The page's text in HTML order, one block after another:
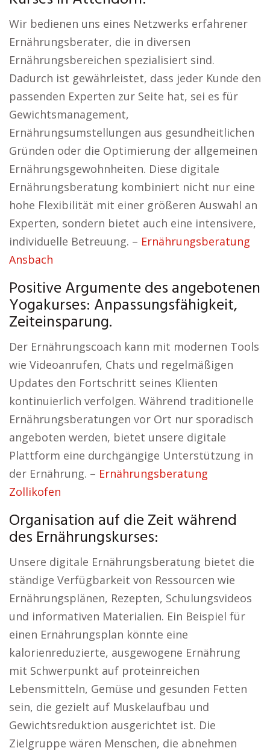
Wir bedienen uns eines Netzwerks erfahrener
Ernährungsberater, die in diversen
Ernährungsbereichen spezialisiert sind.
Dadurch ist gewährleistet, dass jeder Kunde den
passenden Experten zur Seite hat, sei es für
Gewichtsmanagement,
Ernährungsumstellungen aus gesundheitlichen
Gründen oder die Optimierung der allgemeinen
Ernährungsgewohnheiten. Diese digitale
Ernährungsberatung kombiniert nicht nur eine
hohe Flexibilität mit einer größeren Auswahl an
Experten, sondern bietet auch eine intensivere,
individuelle Betreuung. – Ernährungsberatung
Ansbach
Positive Argumente des angebotenen
Yogakurses: Anpassungsfähigkeit,
Zeiteinsparung.
Der Ernährungscoach kann mit modernen Tools
wie Videoanrufen, Chats und regelmäßigen
Updates den Fortschritt seines Klienten
kontinuierlich verfolgen. Während traditionelle
Ernährungsberatungen vor Ort nur sporadisch
angeboten werden, bietet unsere digitale
Plattform eine durchgängige Unterstützung in
der Ernährung. – Ernährungsberatung
Zollikofen
Organisation auf die Zeit während
des Ernährungskurses:
Unsere digitale Ernährungsberatung bietet die
ständige Verfügbarkeit von Ressourcen wie
Ernährungsplänen, Rezepten, Schulungsvideos
und informativen Materialien. Ein Beispiel für
einen Ernährungsplan könnte eine
kalorienreduzierte, ausgewogene Ernährung
mit Schwerpunkt auf proteinreichen
Lebensmitteln, Gemüse und gesunden Fetten
sein, die gezielt auf Muskelaufbau und
Gewichtsreduktion ausgerichtet ist. Die
Zielgruppe wären Menschen, die abnehmen